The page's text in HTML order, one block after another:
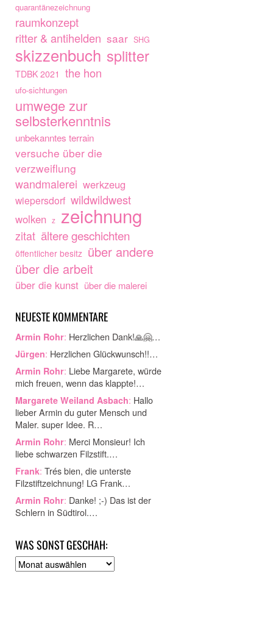
quarantänezeichnung
raumkonzept
ritter & antihelden saar SHG
skizzenbuch splitter
TDBK 2021 the hon
ufo-sichtungen
umwege zur
selbsterkenntnis
unbekanntes terrain
versuche über die
verzweiflung
wandmalerei werkzeug
wiepersdorf wildwildwest
wolken z zeichnung
zitat ältere geschichten
öffentlicher besitz über andere
über die arbeit
über die kunst über die malerei
NEUESTE KOMMENTARE
Armin Rohr: Herzlichen Dank!🙏🤗…
Jürgen: Herzlichen Glückwunsch!!…
Armin Rohr: Liebe Margarete, würde
mich freuen, wenn das klappte!…
Margarete Weiland Asbach: Hallo
lieber Armin du guter Mensch und
Maler. super Idee. R…
Armin Rohr: Merci Monsieur! Ich
liebe schwarzen Filzstift.…
Frank: Trés bien, die unterste
Filzstiftzeichnung! LG Frank…
Armin Rohr: Danke! ;-) Das ist der
Schlern in Südtirol.…
WAS SONST GESCHAH:
A